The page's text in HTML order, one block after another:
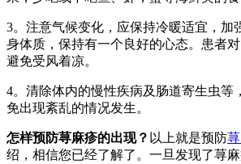
3。注意气候变化，应保持冷暖适宜，加
身体质，保持有一个良好的心态。患者
避免受风着凉。
4。清除体内的慢性疾病及肠道寄生虫等
免出现紊乱的情况发生。
怎样预防荨麻疹的出现？ 以上就是预防
绍，相信您已经了解了。一旦发现了荨